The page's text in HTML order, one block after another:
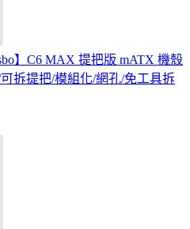
】C6 MAX 提把版 mATX 機殼
拆提把/模組化/網孔/免工具拆